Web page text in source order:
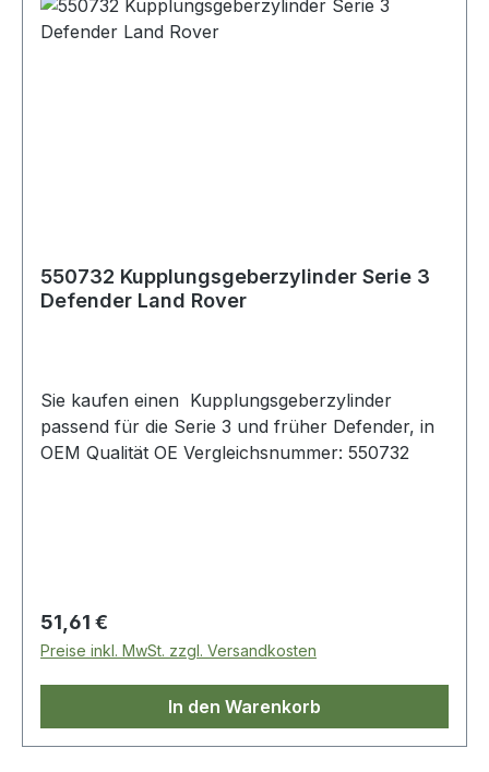
550732 Kupplungsgeberzylinder Serie 3
Defender Land Rover
Sie kaufen einen Kupplungsgeberzylinder
passend für die Serie 3 und früher Defender, in
OEM Qualität OE Vergleichsnummer: 550732
Regulärer Preis:
51,61 €
Preise inkl. MwSt. zzgl. Versandkosten
In den Warenkorb